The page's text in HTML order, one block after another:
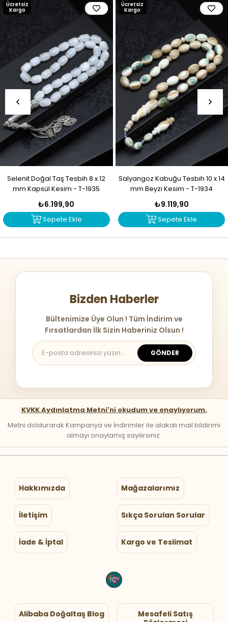
Selenit Doğal Taş Tesbih 8 x 12
mm Kapsül Kesim - T-1935
₺6.199,90
Sepete Ekle
Ücretsiz
Kargo
Salyangoz Kabuğu Tesbih 10 x 14
mm Beyzi Kesim - T-1934
₺9.119,90
Sepete Ekle
Ücretsiz
Kargo
Bizden Haberler
Bültenimize Üye Olun ! Tüm İndirim ve
Fırsatlardan İlk Sizin Haberiniz Olsun !
GÖNDER
KVKK Aydınlatma Metni'ni okudum ve onaylıyorum.
Metni doldurarak Kampanya ve İndirimler ile alakalı mail bildirimi
almayı onaylamış sayılırsınız.
Hakkımızda Mağazalarımız
İletişim Sıkça Sorulan Sorular
İade & İptal Kargo ve Teslimat
Alibaba Doğaltaş Blog
Mesafeli Satış